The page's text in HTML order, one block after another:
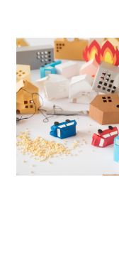
ランキング
アイテムから選ぶ
用途から選ぶ
備蓄人数から選ぶ
減災とは？防災との違
体的な取り組みを個人
別に防災士が解説
2026.07.10
企業防災 家庭防災